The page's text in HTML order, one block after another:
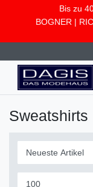
Bis zu
BOGNER |
Sweatshirts